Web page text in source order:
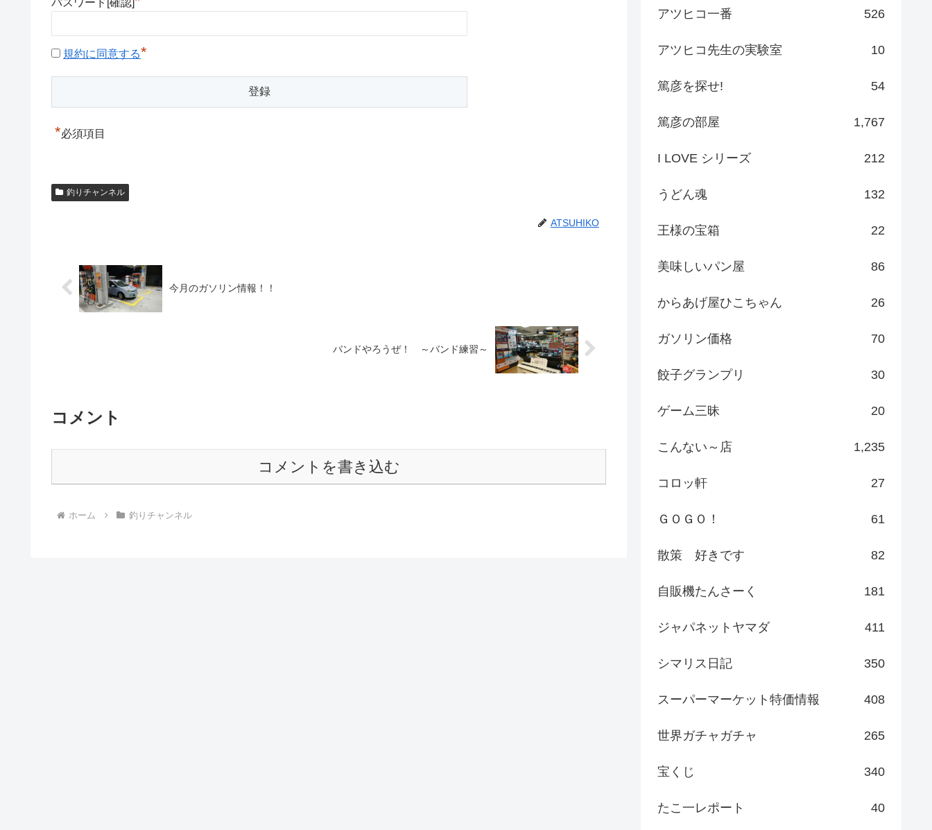
規約に同意する*
*必須項目
釣りチャンネル
ATSUHIKO
今月のガソリン情報！！
バンドやろうぜ！ ～バンド練習～
コメント
コメントを書き込む
ホーム 釣りチャンネル
アツヒコ一番 526
アツヒコ先生の実験室 10
篤彦を探せ! 54
篤彦の部屋 1,767
I LOVE シリーズ 212
うどん魂 132
王様の宝箱 22
美味しいパン屋 86
からあげ屋ひこちゃん 26
ガソリン価格 70
餃子グランプリ 30
ゲーム三昧 20
こんない～店 1,235
コロッ軒 27
ＧＯＧＯ！ 61
散策 好きです 82
自販機たんさーく 181
ジャパネットヤマダ 411
シマリス日記 350
スーパーマーケット特価情報 408
世界ガチャガチャ 265
宝くじ 340
たこ一レポート 40